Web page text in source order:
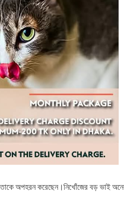
তাকে অপহরন করেছেন।নিখোঁজের বড় ভাই